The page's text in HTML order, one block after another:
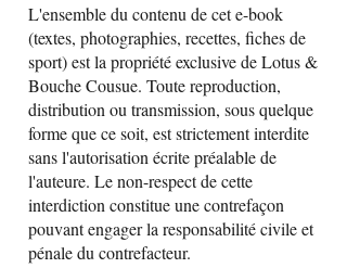
L'ensemble du contenu de cet e-book
(textes, photographies, recettes, fiches de
sport) est la propriété exclusive de Lotus &
Bouche Cousue. Toute reproduction,
distribution ou transmission, sous quelque
forme que ce soit, est strictement interdite
sans l'autorisation écrite préalable de
l'auteure. Le non-respect de cette
interdiction constitue une contrefaçon
pouvant engager la responsabilité civile et
pénale du contrefacteur.